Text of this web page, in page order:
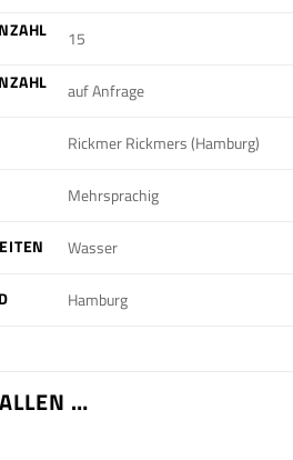
15
auf Anfrage
Rickmer Rickmers (Hamburg)
Mehrsprachig
Wasser
Hamburg
…